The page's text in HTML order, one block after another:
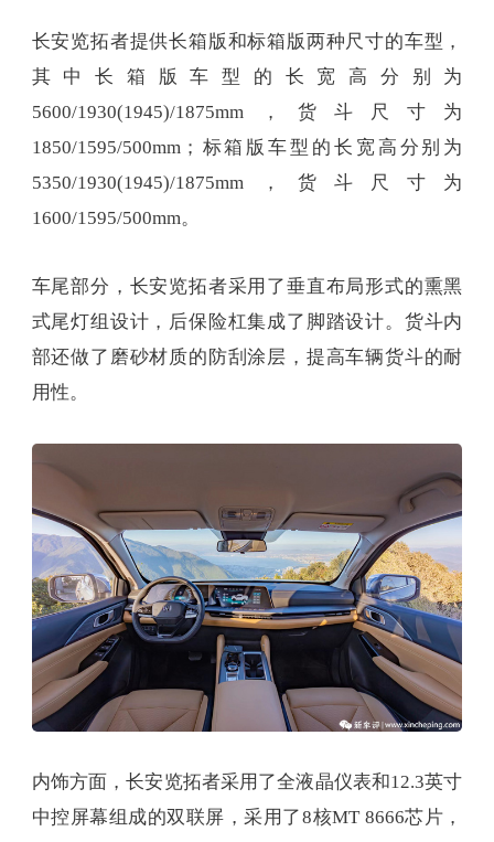
长安览拓者提供长箱版和标箱版两种尺寸的车型，
其中长箱版车型的长宽高分别为
5600/1930(1945)/1875mm，货斗尺寸为
1850/1595/500mm；标箱版车型的长宽高分别为
5350/1930(1945)/1875mm，货斗尺寸为
1600/1595/500mm。
车尾部分，长安览拓者采用了垂直布局形式的熏黑
式尾灯组设计，后保险杠集成了脚踏设计。货斗内
部还做了磨砂材质的防刮涂层，提高车辆货斗的耐
用性。
内饰方面，长安览拓者采用了全液晶仪表和12.3英寸
中控屏幕组成的双联屏，采用了8核MT 8666芯片，